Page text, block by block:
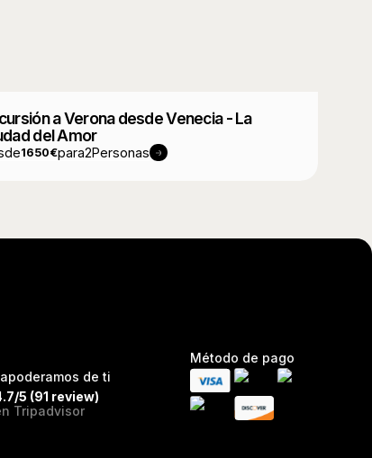
a Verona desde Venecia - La
del Amor
1650€para2Personas
de ti
5 (91 review)
Tripadvisor
Método de pago